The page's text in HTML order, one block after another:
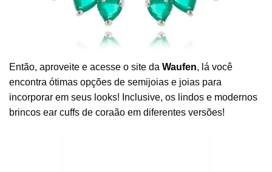
Então, aproveite e acesse o site da Waufen, lá você
encontra ótimas opções de semijoias e joias para
incorporar em seus looks! Inclusive, os lindos e modernos
brincos ear cuffs de coraão em diferentes versões!